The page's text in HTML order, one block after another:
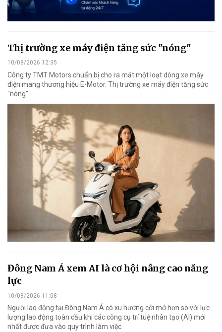
Thị trường xe máy điện tăng sức "nóng"
10/08/2026 12:35
Công ty TMT Motors chuẩn bị cho ra mắt một loạt dòng xe máy
điện mang thương hiệu E-Motor. Thị trường xe máy điện tăng sức
"nóng".
Đông Nam Á xem AI là cơ hội nâng cao năng
lực
10/08/2026 11:08
Người lao động tại Đông Nam Á có xu hướng cởi mở hơn so với lực
lượng lao động toàn cầu khi các công cụ trí tuệ nhân tạo (AI) mới
nhất được đưa vào quy trình làm việc.